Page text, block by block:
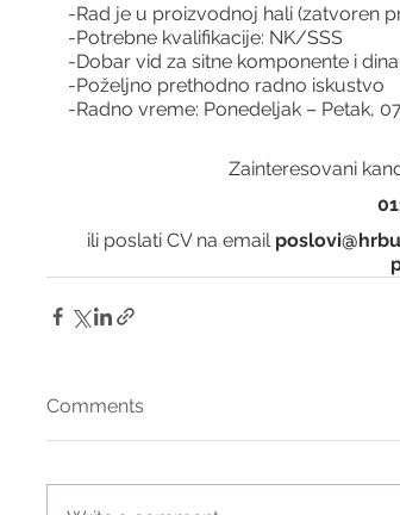
-Rad je u proizvodnoj hali (zatvoren
-Potrebne kvalifikacije: NK/SSS
-Dobar vid za sitne komponente i
-Poželjno prethodno radno iskustvo
-Radno vreme: Ponedeljak – Petak,
Zainteresovani
ili poslati CV na email
Comments